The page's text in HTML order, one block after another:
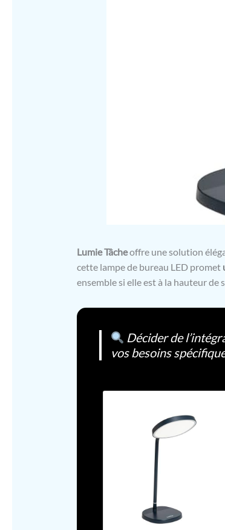
Lumie Tâcheoffre une solution
cette lampe de bureau LED promet
ensemble si elle est à la hauteur de
Décider de
vos besoins